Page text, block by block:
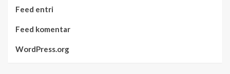
Feed entri
Feed komentar
WordPress.org